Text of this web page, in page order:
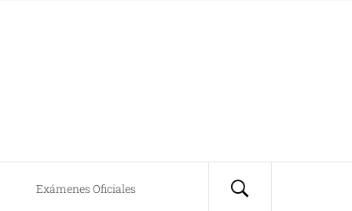
Exámenes Oficiales